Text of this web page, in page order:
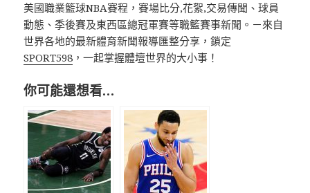
美國職業籃球NBA賽程，賽場比分,花絮,交易傳聞、球員
動態、季後賽及東西區總冠軍賽等職籃賽事新聞。－來自
世界各地的最新體育新聞報導匯整分享，鎖定
SPORT598 ，一起掌握體壇世界的大小事！
你可能還想看…